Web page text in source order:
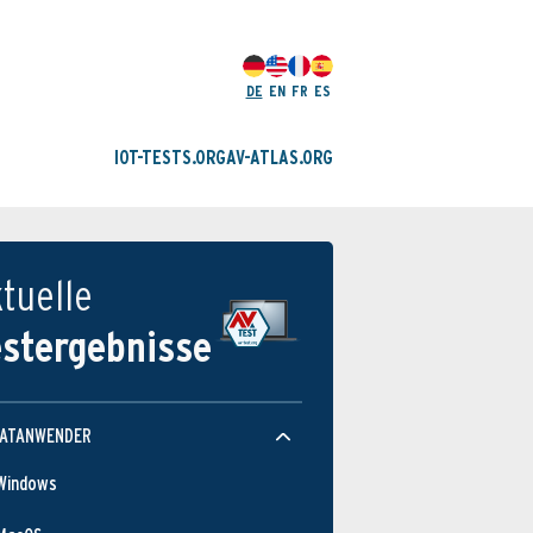
DE EN FR ES
IOT-TESTS.ORGAV-ATLAS.ORG
Schutz­wirkung